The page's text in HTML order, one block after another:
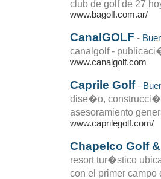
club de golf de 27
www.bagolf.com.ar/
CanalGOLF -
canalgolf -
www.canalgolf.com
Caprile Golf -
dise�o,
asesoramiento
www.caprilegolf.com/
Chapelco Golf
resort tur�stico
con el primer